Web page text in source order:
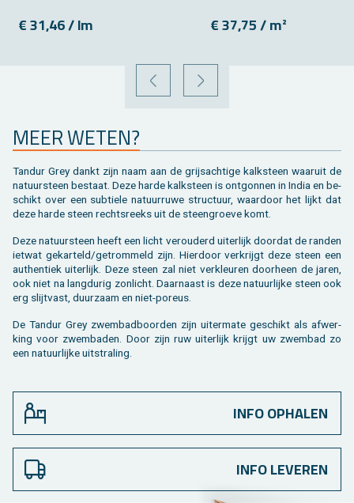
€ 31,46 / lm € 37,75 / m²
VORIGE VOLGENDE
MEER WETEN?
Tand­ur Grey dankt zijn naam aan de grijs­ach­ti­ge kalk­steen waar­uit de
na­tuur­steen be­staat. Deze harde kalk­steen is ont­gon­nen in India en be­
schikt over een sub­tie­le na­tuur­ru­we struc­tuur, waar­door het lijkt dat
deze harde steen rechts­reeks uit de steen­groe­ve komt.
Deze na­tuur­steen heeft een licht ver­ou­derd ui­ter­lijk door­dat de ran­den
iet­wat ge­kar­teld/ge­trom­meld zijn. Hier­door ver­krijgt deze steen een
au­then­tiek ui­ter­lijk. Deze steen zal niet ver­kleu­ren door­heen de jaren,
ook niet na lang­du­rig zon­licht. Daar­naast is deze na­tuur­lij­ke steen ook
erg slijt­vast, duur­zaam en niet-po­reus.
De Tand­ur Grey zwem­bad­boor­den zijn ui­ter­ma­te ge­schikt als af­wer­
king voor zwem­ba­den. Door zijn ruw ui­ter­lijk krijgt uw zwem­bad zo
een na­tuur­lij­ke uit­stra­ling.
INFO OPHALEN
INFO LEVEREN